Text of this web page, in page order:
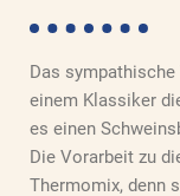
Das
einem Klassiker
es einen
Die Vorarbeit zu
Thermomix, denn